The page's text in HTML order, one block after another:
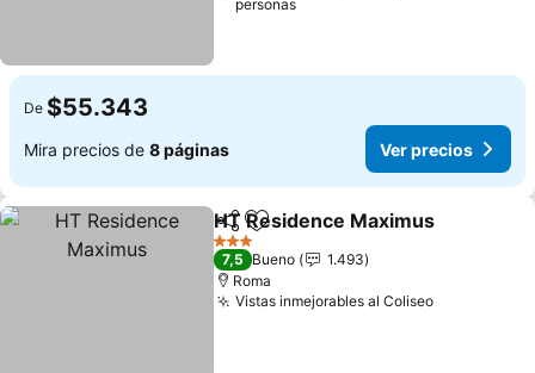
personas
De $55.343
Mira precios de 8 páginas Ver precios
CompartirAgregar a favoritos
HT Residence Maximus
3 Estrellas
7,5 Bueno
1.493
Roma
Vistas inmejorables al ColiseoVer precios